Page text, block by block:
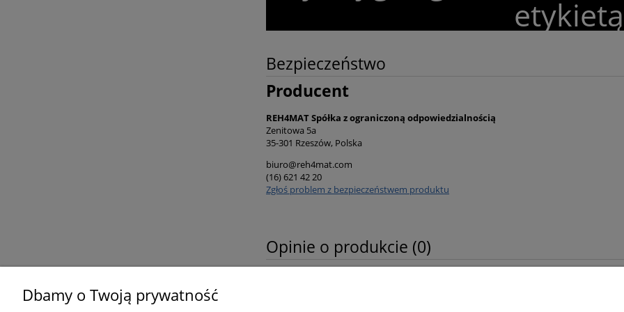
Bezpieczeństwo
Producent
REH4MAT Spółka z ograniczoną odpowiedzialnością
Zenitowa 5a
35-301 Rzeszów, Polska
biuro@reh4mat.com
(16) 621 42 20
Zgłoś problem z bezpieczeństwem produktu
Opinie o produkcie (0)
Dbamy o Twoją prywatność